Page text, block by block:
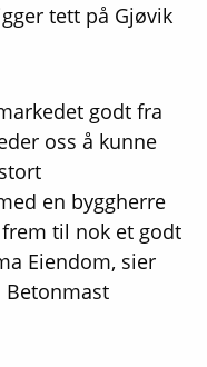
tett på Gjøvik
godt fra
oss å kunne
en byggherre
til nok et godt
Eiendom, sier
Betonmast